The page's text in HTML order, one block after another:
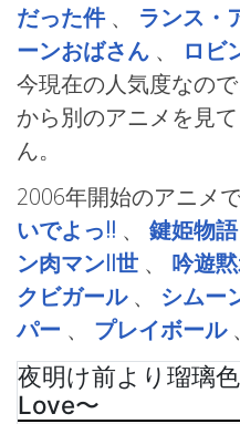
だった件 、 ランス・
ーンおばさん 、 ロビ
今現在の人気度なの
から別のアニメを見
ん。
2006年開始のアニメ
いでよっ!! 、 鍵姫物
ン肉マンII世 、 吟遊
クビガール、 シムー
パー 、 プレイボール
夜明け前より瑠璃
Love〜